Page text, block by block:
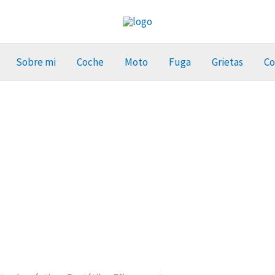
Sobre mi Coche Moto Fuga Grietas